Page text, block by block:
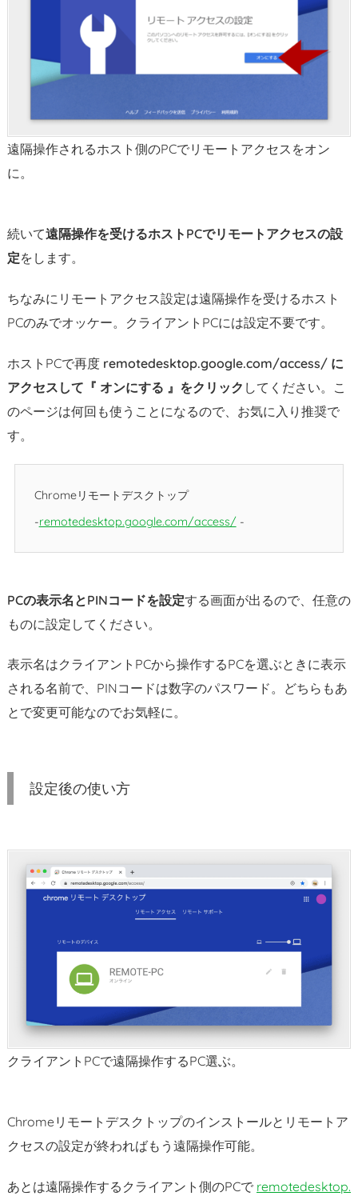
遠隔操作されるホスト側のPCでリモートアクセスをオン
に。
続いて遠隔操作を受けるホストPCでリモートアクセスの設
定をします。
ちなみにリモートアクセス設定は遠隔操作を受けるホスト
PCのみでオッケー。クライアントPCには設定不要です。
ホストPCで再度 remotedesktop.google.com/access/ に
アクセスして『 オンにする 』をクリック してください。こ
のページは何回も使うことになるので、お気に入り推奨で
す。
Chromeリモートデスクトップ
remotedesktop.google.com/access/
PCの表示名とPINコードを設定する画面が出るので、任意の
ものに設定してください。
表示名はクライアントPCから操作するPCを選ぶときに表示
される名前で、PINコードは数字のパスワード。どちらもあ
とで変更可能なのでお気軽に。
設定後の使い方
クライアントPCで遠隔操作するPC選ぶ。
Chromeリモートデスクトップのインストールとリモートア
クセスの設定が終わればもう遠隔操作可能。
あとは遠隔操作するクライアント側のPCで remotedesktop.